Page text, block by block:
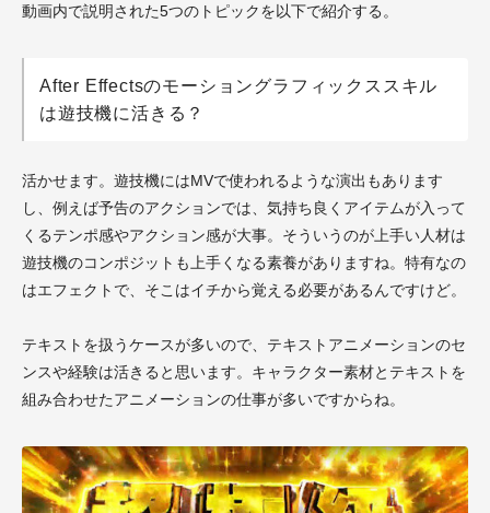
動画内で説明された5つのトピックを以下で紹介する。
After Effectsのモーショングラフィックススキル
は遊技機に活きる？
活かせます。遊技機にはMVで使われるような演出もあります
し、例えば予告のアクションでは、気持ち良くアイテムが入って
くるテンポ感やアクション感が大事。そういうのが上手い人材は
遊技機のコンポジットも上手くなる素養がありますね。特有なの
はエフェクトで、そこはイチから覚える必要があるんですけど。
テキストを扱うケースが多いので、テキストアニメーションのセ
ンスや経験は活きると思います。キャラクター素材とテキストを
組み合わせたアニメーションの仕事が多いですからね。